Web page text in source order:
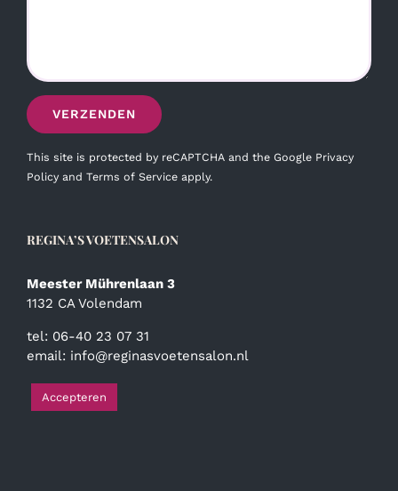
This site is protected by reCAPTCHA and the Google Privacy
Policy and Terms of Service apply.
REGINA’S VOETENSALON
Meester Mührenlaan 3
1132 CA Volendam
tel: 06-40 23 07 31
email: info@reginasvoetensalon.nl
Accepteren